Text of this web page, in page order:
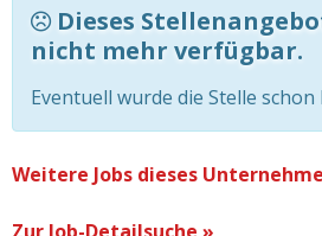
Dieses
nicht mehr verfügbar.
Eventuell wurde die Stelle schon
Weitere Jobs dieses